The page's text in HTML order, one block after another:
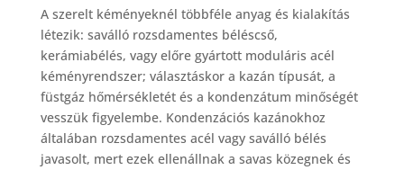
A szerelt kéményeknél többféle anyag és kialakítás
létezik: saválló rozsdamentes béléscső,
kerámiabélés, vagy előre gyártott moduláris acél
kéményrendszer; választáskor a kazán típusát, a
füstgáz hőmérsékletét és a kondenzátum minőségét
vesszük figyelembe. Kondenzációs kazánokhoz
általában rozsdamentes acél vagy saválló bélés
javasolt, mert ezek ellenállnak a savas közegnek és